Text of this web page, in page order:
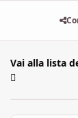
Vai alla lista